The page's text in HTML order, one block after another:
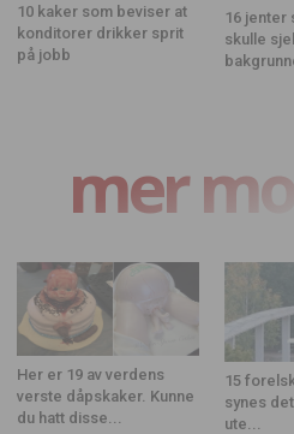
10 kaker som beviser at
konditorer drikker sprit
på jobb
16 jenter
skulle
mer
Her er 19 av verdens
verste dåpskaker. Kunne
du hatt disse...
15
synes
ute...